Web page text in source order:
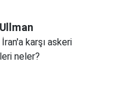
Ullman
karşı askeri
neler?